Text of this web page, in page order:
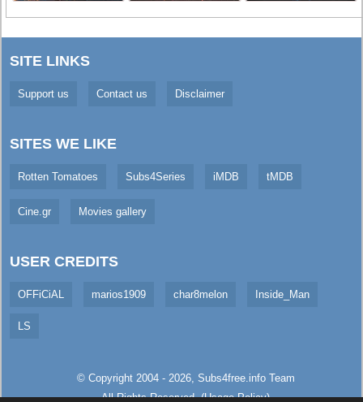
SITE LINKS
Support us Contact us Disclaimer
SITES WE LIKE
Rotten Tomatoes Subs4Series iMDB tMDB
Cine.gr Movies gallery
USER CREDITS
OFFiCiAL marios1909 char8melon Inside_Man
LS
© Copyright 2004 - 2026, Subs4free.infoTeam
All Rights Reserved. (Usage Policy)